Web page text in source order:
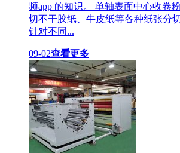
频app 的知识。 单轴表面中心收卷
切不干胶纸、牛皮纸等各种纸张分
针对不同...
09-02查看更多